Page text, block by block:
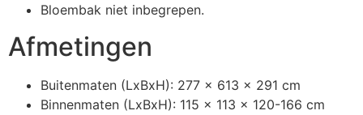
Bloembak niet inbegrepen.
Afmetingen
Buitenmaten (LxBxH): 277 x 613 x 291 cm
Binnenmaten (LxBxH): 115 x 113 x 120-166 cm